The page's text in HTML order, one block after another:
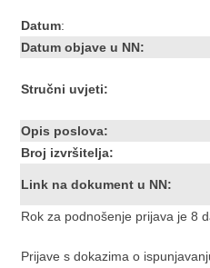
Datum:
Datum objave u NN:
Stručni uvjeti:
Opis poslova:
Broj izvršitelja:
Link na dokument u NN:
Rok za podnošenje prijava je 8
Prijave s dokazima o